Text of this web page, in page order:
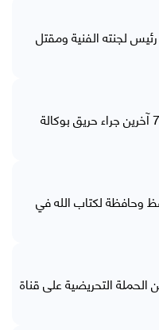
لجنته الفنية ومقتل
مأرب.. وفاة شخص وإصابة 7 آخرين جراء حريق بوكالة
تكريم 400 حافظ وحافظة لكتاب الله في
الحملة التحريضية على قناة